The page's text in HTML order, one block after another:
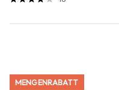
MENGENRABATT